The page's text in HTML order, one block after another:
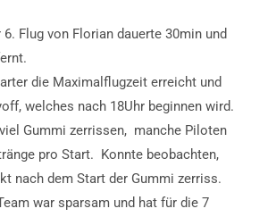
6. Flug von Florian dauerte 30min und
die Maximalflugzeit erreicht und
welches nach 18Uhr beginnen wird.
Gummi zerrissen, manche Piloten
pro Start. Konnte beobachten,
nach dem Start der Gummi zerriss.
war sparsam und hat für die 7